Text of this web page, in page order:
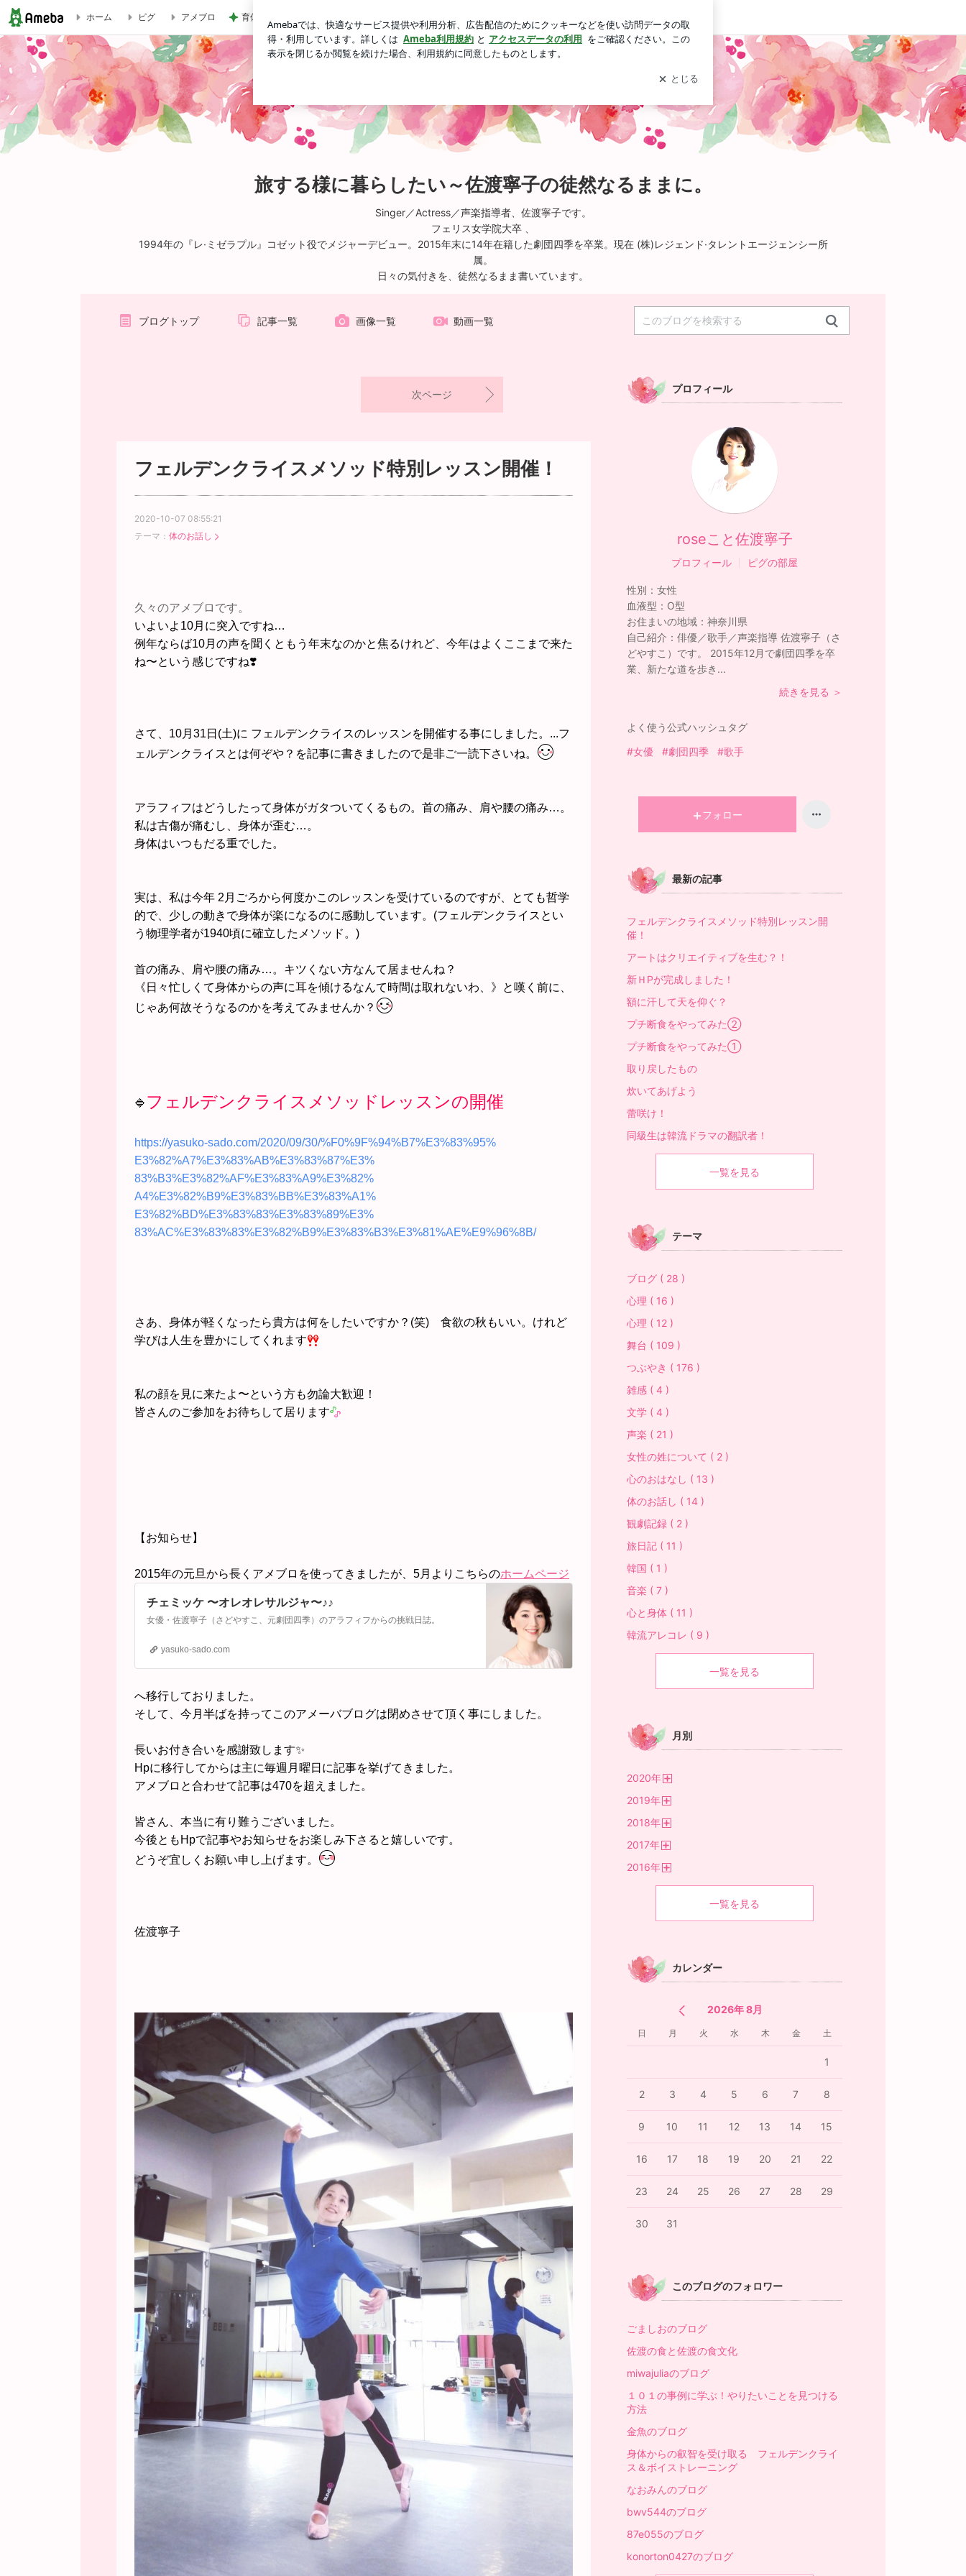
旅する様に暮らしたい～佐渡寧子の徒然なるままに。
ホーム ピグ アメブロ 育休中にした3万円のアプリ課金 ログイン
旅する様に暮らしたい～佐渡寧子の徒然なるままに。
Singer／Actress／声楽指導者、佐渡寧子です。
フェリス女学院大卒 、
1994年の『レ·ミゼラプル』コゼット役でメジャーデビュー。2015年末に14年在籍した劇団四季を卒業。現在 (株)レジェンド·タレントエージェンシー所
属。
日々の気付きを、徒然なるまま書いています。
ブログトップ 記事一覧 画像一覧 動画一覧
次ページ
フェルデンクライスメソッド特別レッスン開催！
2020-10-07 08:55:21
テーマ： 体のお話し
久々のアメブロです。
いよいよ10月に突入ですね…
例年ならば10月の声を聞くともう年末なのかと焦るけれど、 今年はよくここまで来た
ね〜という感じですね❣️
さて、10月31日(土)に フェルデンクライスのレッスンを開催する事にしました。...フ
ェルデンクライスとは何ぞや？を記事に書きましたので是非ご一読下さいね。
アラフィフはどうしたって身体がガタついてくるもの。首の痛み、肩や腰の痛み…。
私は古傷が痛むし、身体が歪む…。
身体はいつもだる重でした。
実は、私は今年 2月ごろから何度かこのレッスンを受けているのですが、とても哲学
的で、 少しの動きで身体が楽になるのに感動しています。(フェルデンクライスとい
う物理学者が1940頃に確立したメソッ ド。)
首の痛み、肩や腰の痛み…。キツくない方なんて居ませんね？
《日々忙しくて身体からの声に耳を傾けるなんて時間は取れないわ、》と嘆く前に、
じゃあ何故そうなるのかを考えてみませんか？
🔷 フェルデンクライスメソッドレッスンの開催
https://yasuko-sado.com/2020/09/30/%F0%9F%94%B7%E3%83%95%
E3%82%A7%E3%83%AB%E3%83%87%E3%
83%B3%E3%82%AF%E3%83%A9%E3%82%
A4%E3%82%B9%E3%83%BB%E3%83%A1%
E3%82%BD%E3%83%83%E3%83%89%E3%
83%AC%E3%83%83%E3%82%B9%E3%83%B3%E3%81%AE%E9%96%8B/
さあ、身体が軽くなったら貴方は何をしたいですか？(笑) 食欲の秋もいい。けれど
学びは人生を豊かにしてくれます
私の顔を見に来たよ〜という方も勿論大歓迎！
皆さんのご参加をお待ちして居ります
【お知らせ】
2015年の元旦から長くアメブロを使ってきましたが、5月よりこちらのホームページ
チェミッケ 〜オレオレサルジャ〜♪♪
女優・佐渡寧子（さどやすこ、元劇団四季）のアラフィフからの挑戦日誌。
yasuko-sado.com
へ移行しておりました。
そして、今月半ばを持ってこのアメーバブログは閉めさせて頂く事にしました。
長いお付き合いを感謝致します✨
Hpに移行してからは主に毎週月曜日に記事を挙げてきました。
アメブロと合わせて記事は470を超えました。
皆さん、本当に有り難うございました。
今後ともHpで記事やお知らせをお楽しみ下さると嬉しいです。
どうぞ宜しくお願い申し上げます。
佐渡寧子
プロフィール
roseこと佐渡寧子
プロフィール ピグの部屋
性別： 女性
血液型： O型
お住まいの地域： 神奈川県
自己紹介： 俳優／歌手／声楽指導 佐渡寧子（さ
どやすこ）です。 2015年12月で劇団四季を卒
業、新たな道を歩き...
続きを見る ＞
よく使う公式ハッシュタグ
#女優 #劇団四季 #歌手
フォロー
最新の記事
フェルデンクライスメソッド特別レッスン開
催！
アートはクリエイティブを生む？！
新ＨPが完成しました！
額に汗して天を仰ぐ？
プチ断食をやってみた②
プチ断食をやってみた①
取り戻したもの
炊いてあげよう
蕾咲け！
同級生は韓流ドラマの翻訳者！
一覧を見る
テーマ
ブログ ( 28 )
心理 ( 16 )
心理 ( 12 )
舞台 ( 109 )
つぶやき ( 176 )
雑感 ( 4 )
文学 ( 4 )
声楽 ( 21 )
女性の姓について ( 2 )
心のおはなし ( 13 )
体のお話し ( 14 )
観劇記録 ( 2 )
旅日記 ( 11 )
韓国 ( 1 )
音楽 ( 7 )
心と身体 ( 11 )
韓流アレコレ ( 9 )
一覧を見る
月別
2020年
2019年
2018年
2017年
2016年
一覧を見る
カレンダー
2026年 8月
日 月 火 水 木 金 土
1
2 3 4 5 6 7 8
9 10 11 12 13 14 15
16 17 18 19 20 21 22
23 24 25 26 27 28 29
30 31
このブログのフォロワー
ごましおのブログ
佐渡の食と佐渡の食文化
miwajuliaのブログ
１０１の事例に学ぶ！やりたいことを見つける
方法
金魚のブログ
身体からの叡智を受け取る フェルデンクライ
ス＆ボイストレーニング
なおみんのブログ
bwv544のブログ
87e055のブログ
konorton0427のブログ